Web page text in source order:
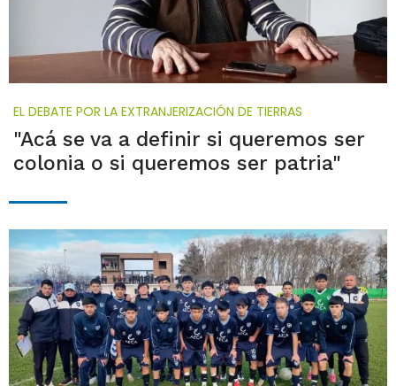
EL DEBATE POR LA EXTRANJERIZACIÓN DE TIERRAS
"Acá se va a definir si queremos ser
colonia o si queremos ser patria"